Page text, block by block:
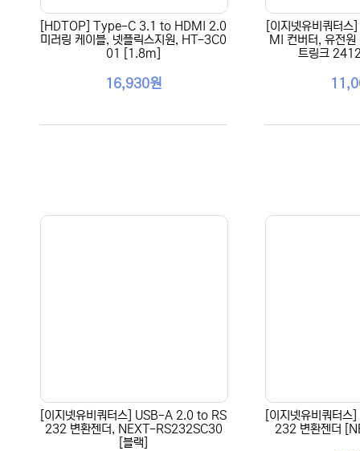
[HDTOP] Type-C 3.1 to HDMI 2.0
미러링 케이블, 넷플릭스지원, HT-3C0
01 [1.8m]
16,930원
[이지넷유비쿼터
MI 컨버터, 유전
트링크
[이지넷유비쿼터스] USB-A 2.0 to RS
232 변환젠더, NEXT-RS232SC30
[블랙]
[이지넷유비쿼터
232 변환젠더